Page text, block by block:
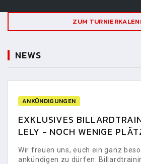
ZUM
NEWS
ANKÜNDIGUNGEN
EXKLUSIVES
LELY - NOCH WENIGE
Wir freuen uns, euch ein ganz
ankündigen zu dürfen: